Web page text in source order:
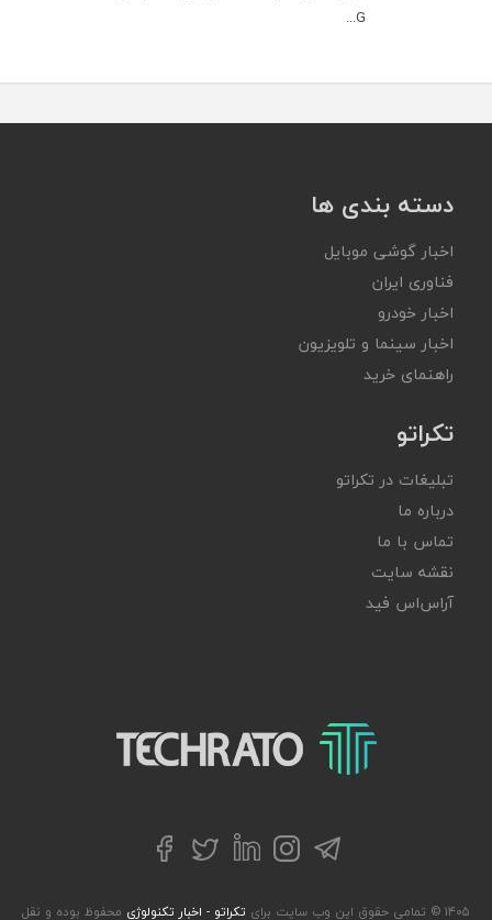
G...
دسته بندی ها
اخبار گوشی موبایل
فناوری ایران
اخبار خودرو
اخبار سینما و تلویزیون
راهنمای خرید
تکراتو
تبلیغات در تکراتو
درباره ما
تماس با ما
نقشه سایت
آر‌اس‌اس فید
تکراتو – زندگی با تکنولوژی
تلگراماینستاگرام
لینکداینتوییترفیسبوک
۱۴۰۵ © تمامی حقوق این وب سایت برای تکراتو - اخبار تکنولوژی محفوظ بوده و نقل